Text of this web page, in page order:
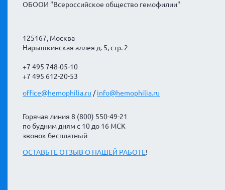
ОБООИ "Всероссийское общество гемофилии"
125167, Москва
Нарышкинская аллея д. 5, стр. 2
+7 495 748-05-10
+7 495 612-20-53
office@hemophilia.ru /info@hemophilia.ru
Горячая линия 8 (800) 550-49-21
по будним дням с 10 до 16 МСК
звонок бесплатный
ОСТАВЬТЕ ОТЗЫВ О НАШЕЙ РАБОТЕ!